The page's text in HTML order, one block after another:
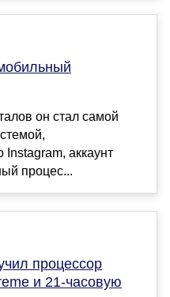
он стал самой
аккаунт
процес...
процессор
и 21-часовую